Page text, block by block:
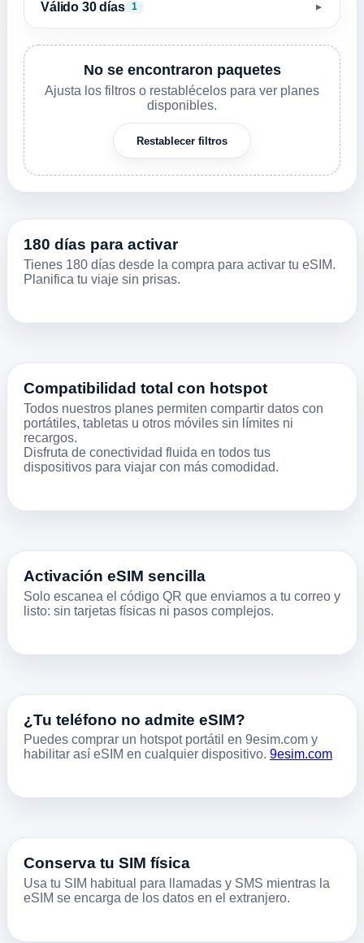
Válido 30 días 1 ▼
No se encontraron paquetes
Ajusta los filtros o restablécelos para ver planes
disponibles.
Restablecer filtros
180 días para activar
Tienes 180 días desde la compra para activar tu eSIM.
Planifica tu viaje sin prisas.
Compatibilidad total con hotspot
Todos nuestros planes permiten compartir datos con
portátiles, tabletas u otros móviles sin límites ni
recargos.
Disfruta de conectividad fluida en todos tus
dispositivos para viajar con más comodidad.
Activación eSIM sencilla
Solo escanea el código QR que enviamos a tu correo y
listo: sin tarjetas físicas ni pasos complejos.
¿Tu teléfono no admite eSIM?
Puedes comprar un hotspot portátil en 9esim.com y
habilitar así eSIM en cualquier dispositivo. 9esim.com
Conserva tu SIM física
Usa tu SIM habitual para llamadas y SMS mientras la
eSIM se encarga de los datos en el extranjero.